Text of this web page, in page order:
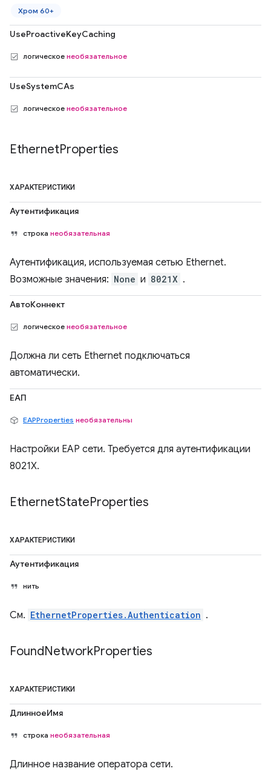
Хром 60+
UseProactiveKeyCaching
логическое необязательное
UseSystemCAs
логическое необязательное
EthernetProperties
ХАРАКТЕРИСТИКИ
Аутентификация
строка необязательная
Аутентификация, используемая сетью Ethernet.
Возможные значения: None и 8021X .
АвтоКоннект
логическое необязательное
Должна ли сеть Ethernet подключаться
автоматически.
ЕАП
EAPProperties необязательны
Настройки EAP сети. Требуется для аутентификации
8021X.
EthernetStateProperties
ХАРАКТЕРИСТИКИ
Аутентификация
нить
См. EthernetProperties.Authentication .
FoundNetworkProperties
ХАРАКТЕРИСТИКИ
ДлинноеИмя
строка необязательная
Длинное название оператора сети.